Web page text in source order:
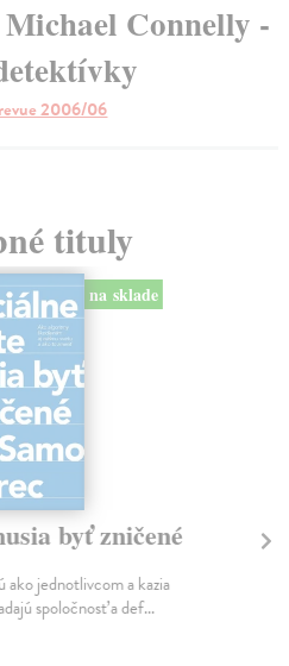
Michael Connelly -
2006/06
tituly
na sklade
byť zničené
ako jednotlivcom a kazia
spoločnosť a def...